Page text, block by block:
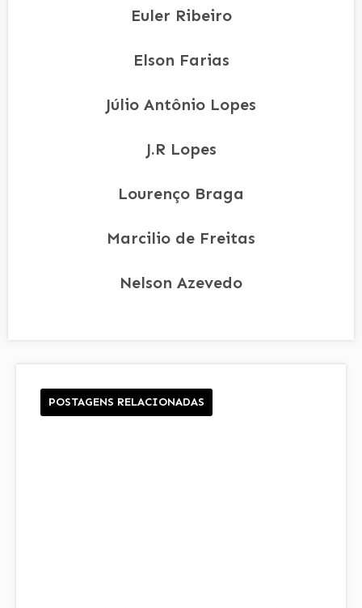
Euler Ribeiro
Elson Farias
Júlio Antônio Lopes
J.R Lopes
Lourenço Braga
Marcilio de Freitas
Nelson Azevedo
POSTAGENS RELACIONADAS